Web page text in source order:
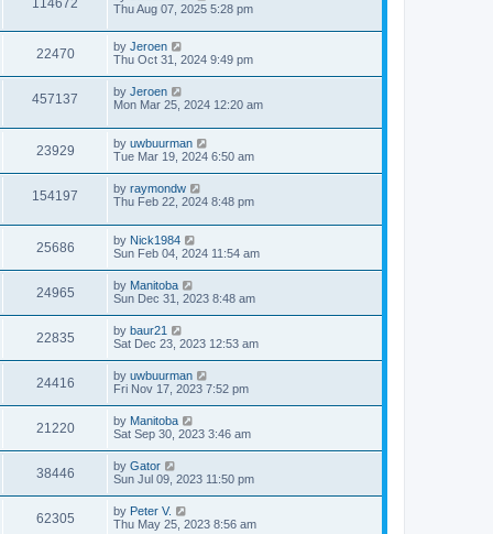
Thu Aug 07, 2025 5:28 pm
22470 by Jeroen
Thu Oct 31, 2024 9:49 pm
457137 by Jeroen
Mon Mar 25, 2024 12:20 am
23929 by uwbuurman
Tue Mar 19, 2024 6:50 am
154197 by raymondw
Thu Feb 22, 2024 8:48 pm
25686 by Nick1984
Sun Feb 04, 2024 11:54 am
24965 by Manitoba
Sun Dec 31, 2023 8:48 am
22835 by baur21
Sat Dec 23, 2023 12:53 am
24416 by uwbuurman
Fri Nov 17, 2023 7:52 pm
21220 by Manitoba
Sat Sep 30, 2023 3:46 am
38446 by Gator
Sun Jul 09, 2023 11:50 pm
62305 by Peter V.
Thu May 25, 2023 8:56 am